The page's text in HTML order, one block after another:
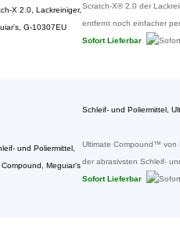
Scratch-X® 2.0 der
entfernt noch einfacher
Sofort Lieferbar
Schleif- und Poliermittel,
Ultimate Compound™ von
der abrasivsten Schleif-
Sofort Lieferbar